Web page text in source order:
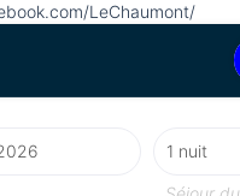
LeChaumont/